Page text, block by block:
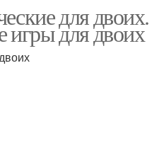
для двоих.
игры для двоих